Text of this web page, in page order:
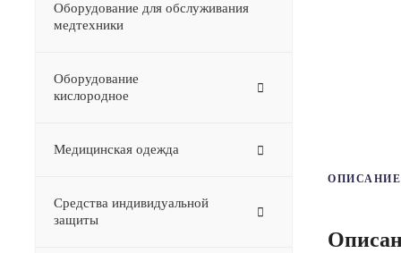
ОПИСАНИЕ
Оборудование для обслуживания
медтехники
Оборудование
кислородное
–
Медицинская одежда
Средства индивидуальной
защиты